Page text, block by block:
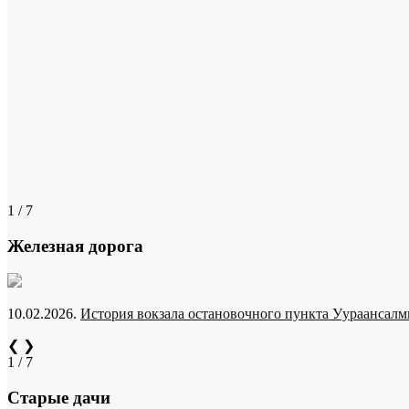
1 / 7
Железная дорога
10.02.2026. История вокзала остановочного пункта
❮ ❯
1 / 7
Старые дачи